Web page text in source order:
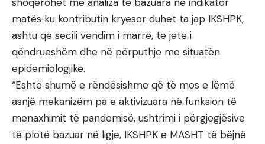
matës ku kontributin kryesor duhet ta jap IKSHPK,
ashtu që secili vendim i marrë, të jetë i
qëndrueshëm dhe në përputhje me situatën
epidemiologjike.
“Është shumë e rëndësishme që të mos e lëmë
asnjë mekanizëm pa e aktivizuara në funksion të
menaxhimit të pandemisë, ushtrimi i përgjegjësive
të plotë bazuar në ligje, IKSHPK e MASHT të bëjnë